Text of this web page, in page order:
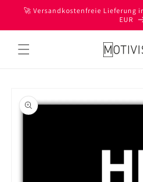
zum
🚀 Versandkostenfreie Lieferung
EUR